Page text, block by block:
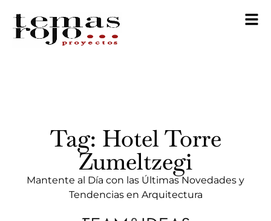
Tag: Hotel Torre
Zumeltzegi
Mantente al Día con las Últimas Novedades y
Tendencias en Arquitectura